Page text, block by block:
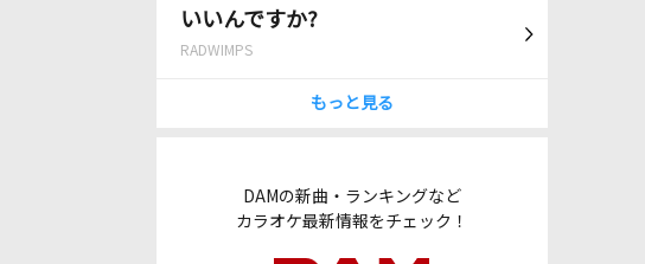
いいんですか?
RADWIMPS
もっと見る
DAMの新曲・ランキングなど
カラオケ最新情報をチェック！